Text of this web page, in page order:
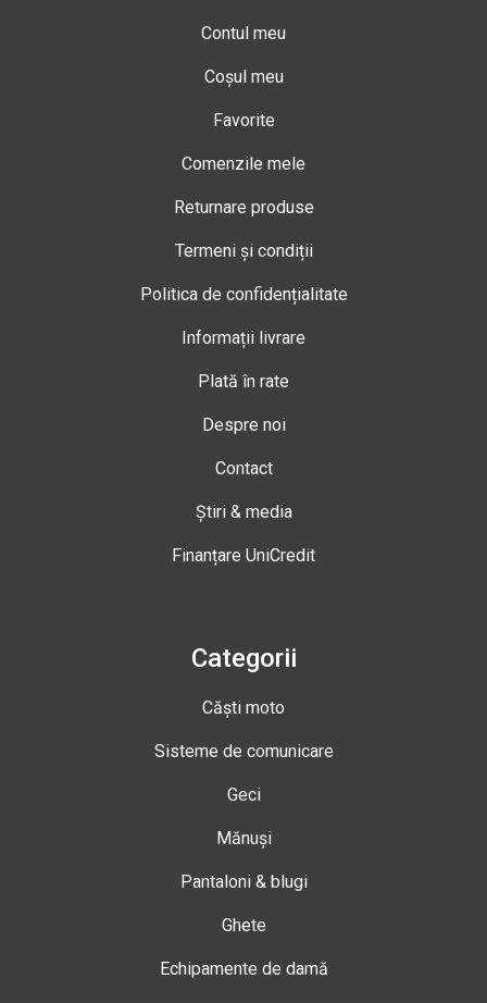
Contul meu
Coșul meu
Favorite
Comenzile mele
Returnare produse
Termeni și condiții
Politica de confidențialitate
Informații livrare
Plată în rate
Despre noi
Contact
Știri & media
Finanțare UniCredit
Categorii
Căști moto
Sisteme de comunicare
Geci
Mănuși
Pantaloni & blugi
Ghete
Echipamente de damă